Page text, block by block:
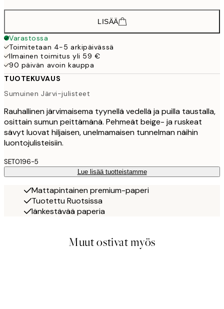
LISÄÄ
Varastossa
Toimitetaan 4-5 arkipäivässä
Ilmainen toimitus yli 59 €
90 päivän avoin kauppa
TUOTEKUVAUS
Sumuinen Järvi-julisteet
Rauhallinen järvimaisema tyynellä vedellä ja puilla taustalla,
osittain sumun peittämänä. Pehmeät beige- ja ruskeat
sävyt luovat hiljaisen, unelmamaisen tunnelman näihin
luontojulisteisiin.
SET0196-5
Lue lisää tuotteistamme
Mattapintainen premium-paperi
Tuotettu Ruotsissa
Iänkestävää paperia
Muut ostivat myös